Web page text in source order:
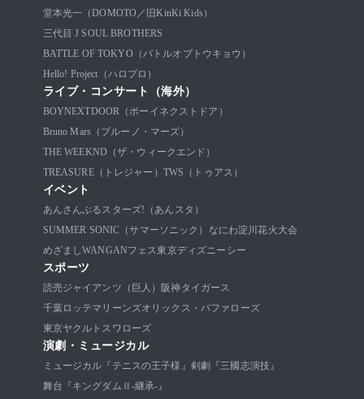
堂本光一（DOMOTO／旧KinKi Kids）
三代目 J SOUL BROTHERS
BATTLE OF TOKYO（バトルオブトウキョウ）
Hello! Project（ハロプロ）
ライブ・コンサート（海外）
BOYNEXTDOOR（ボーイネクストドア）
Bruno Mars（ブルーノ・マーズ）
THE WEEKND（ザ・ウィークエンド）
TREASURE（トレジャー） TWS（トゥアス）
イベント
あんさんぶるスターズ!（あんスタ）
SUMMER SONIC（サマーソニック） なにわ淀川花火大会
めざましWANGANフェス東京ディズニーシー
スポーツ
読売ジャイアンツ（巨人）
阪神タイガース
千葉ロッテマリーンズオリックス・バファローズ
東京ヤクルトスワローズ
演劇・ミュージカル
ミュージカル『テニスの王子様』 剣劇『三國志演技』
舞台『キングダムⅡ-継承-』